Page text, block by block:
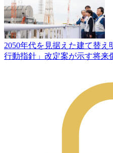
2050年代を見据えた建て替
行動指針」改定案が示す将来